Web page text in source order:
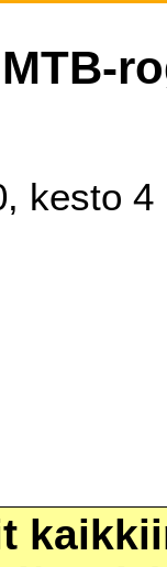
kesto 4